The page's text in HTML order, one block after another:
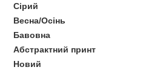
Сірий
Весна/Осінь
Бавовна
Абстрактний принт
Новий